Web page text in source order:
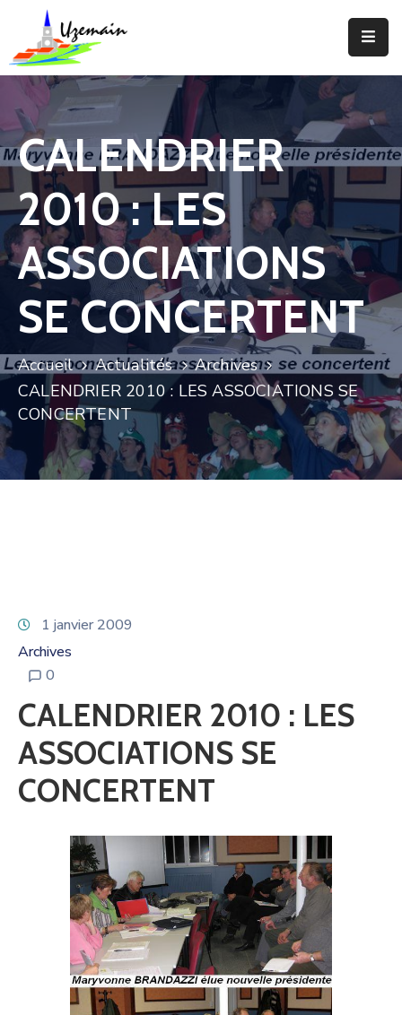
Actualités
Agenda
Votre
Commune
Votre
Mairie
Services
Vie
Enfance
CALENDRIER
2010 : LES
ASSOCIATIONS
SE CONCERTENT
Accueil Actualités
Archives
CALENDRIER 2010 : LES ASSOCIATIONS SE
CONCERTENT
1 janvier 2009
Archives
0
CALENDRIER 2010 : LES
ASSOCIATIONS SE
CONCERTENT